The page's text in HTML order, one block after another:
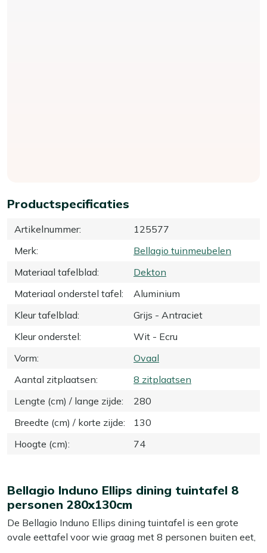
Productspecificaties
Artikelnummer:
125577
Merk:
Bellagio tuinmeubelen
Materiaal tafelblad:
Dekton
Materiaal onderstel tafel:
Aluminium
Kleur tafelblad:
Grijs - Antraciet
Kleur onderstel:
Wit - Ecru
Vorm:
Ovaal
Aantal zitplaatsen:
8 zitplaatsen
Lengte (cm) / lange zijde:
280
Breedte (cm) / korte zijde:
130
Hoogte (cm): 74
Bellagio Induno Ellips dining tuintafel 8
personen 280x130cm
De Bellagio Induno Ellips dining tuintafel is een grote
ovale eettafel voor wie graag met 8 personen buiten eet,